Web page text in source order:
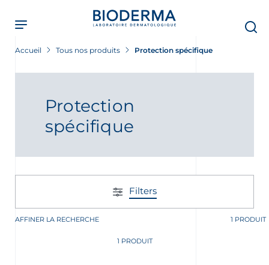
main
content
Accueil Tous nos produits Protection spécifique
Protection
spécifique
Filters
AFFINER LA RECHERCHE 1 PRODUIT
1 PRODUIT